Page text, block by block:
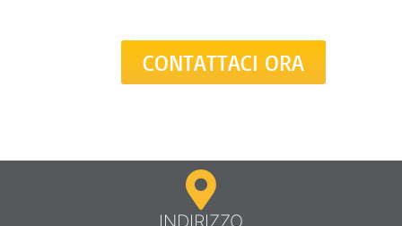
CONTATTACI ORA